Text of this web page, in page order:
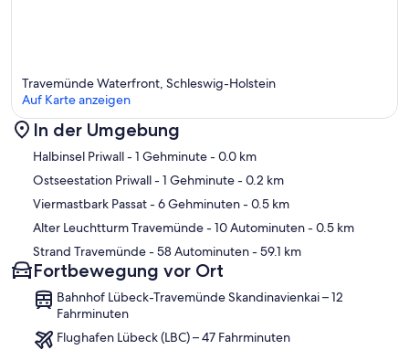
Karte
Travemünde Waterfront, Schleswig-Holstein
Auf Karte anzeigen
In der Umgebung
Halbinsel Priwall- 1 Gehminute- 0.0 km
Ostseestation Priwall- 1 Gehminute- 0.2 km
Viermastbark Passat- 6 Gehminuten- 0.5 km
Alter Leuchtturm Travemünde- 10 Autominuten- 0.5 km
Strand Travemünde- 58 Autominuten- 59.1 km
Fortbewegung vor Ort
Bahnhof Lübeck-Travemünde Skandinavienkai – 12
Fahrminuten
Flughafen Lübeck (LBC) – 47 Fahrminuten